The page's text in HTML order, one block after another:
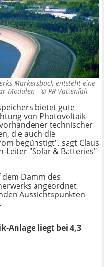
Markersbach entsteht eine
Modulen. © PR Vattenfall
bietet gute
von Photovoltaik-
technischer
die auch die
begünstigt", sagt Claus
Leiter "Solar & Batteries"
Damm des
angeordnet
Aussichtspunkten
Anlage liegt bei 4,3